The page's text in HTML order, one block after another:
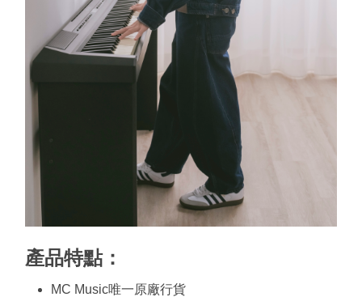
產品特點：
MC Music唯一原廠行貨